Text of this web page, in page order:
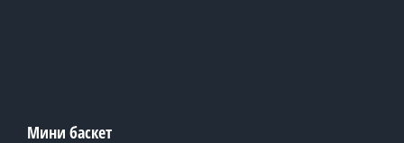
Мини баскет